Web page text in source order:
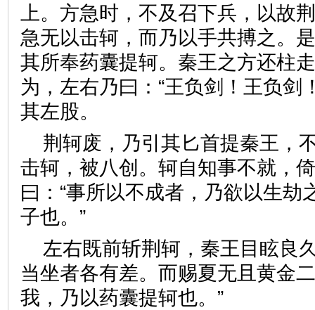
上。方急时，不及召下兵，以故
急无以击轲，而乃以手共搏之。
其所奉药囊提轲。秦王之方还柱
为，左右乃曰：“王负剑！王负剑
其左股。
荆轲废，乃引其匕首提秦王，
击轲，被八创。轲自知事不就，
曰：“事所以不成者，乃欲以生劫
子也。”
左右既前斩荆轲，秦王目眩良
当坐者各有差。而赐夏无且黄金
我，乃以药囊提轲也。”